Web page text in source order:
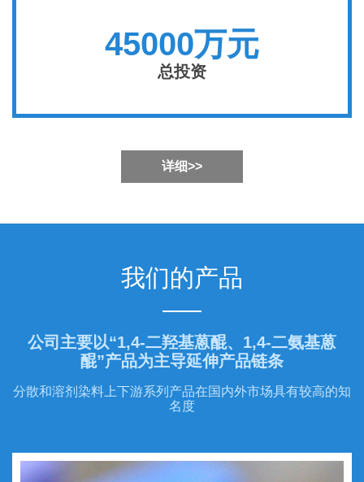
45000万元
总投资
详细>>
我们的产品
公司主要以“1,4-二羟基蒽醌、1,4-二氨基蒽
醌”产品为主导延伸产品链条
分散和溶剂染料上下游系列产品在国内外市场具有较高的知
名度